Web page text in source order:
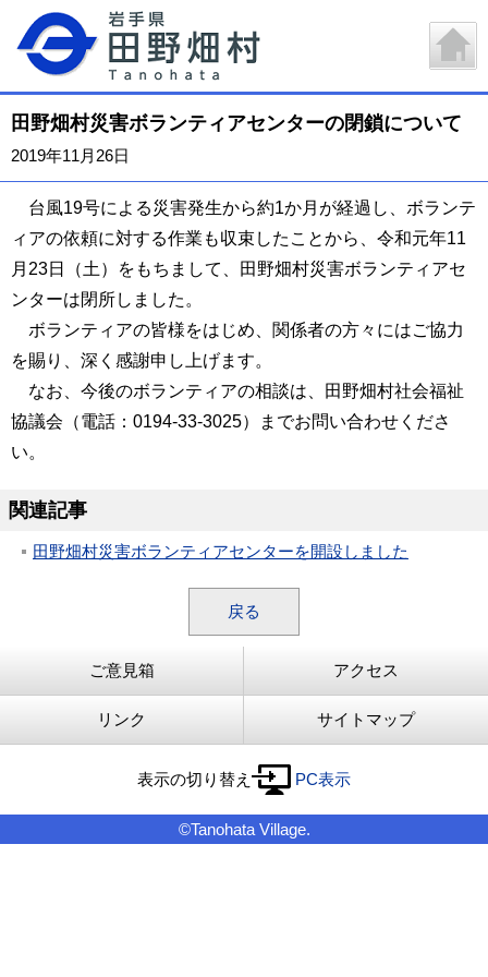
田野畑村災害ボランティアセンターの閉鎖について
2019年11月26日
台風19号による災害発生から約1か月が経過し、ボランテ
ィアの依頼に対する作業も収束したことから、令和元年11
月23日（土）をもちまして、田野畑村災害ボランティアセ
ンターは閉所しました。
ボランティアの皆様をはじめ、関係者の方々にはご協力
を賜り、深く感謝申し上げます。
なお、今後のボランティアの相談は、田野畑村社会福祉
協議会（電話：0194-33-3025）までお問い合わせくださ
い。
関連記事
田野畑村災害ボランティアセンターを開設しました
戻る
ご意見箱 アクセス
リンク サイトマップ
表示の切り替え PC表示
©Tanohata Village.